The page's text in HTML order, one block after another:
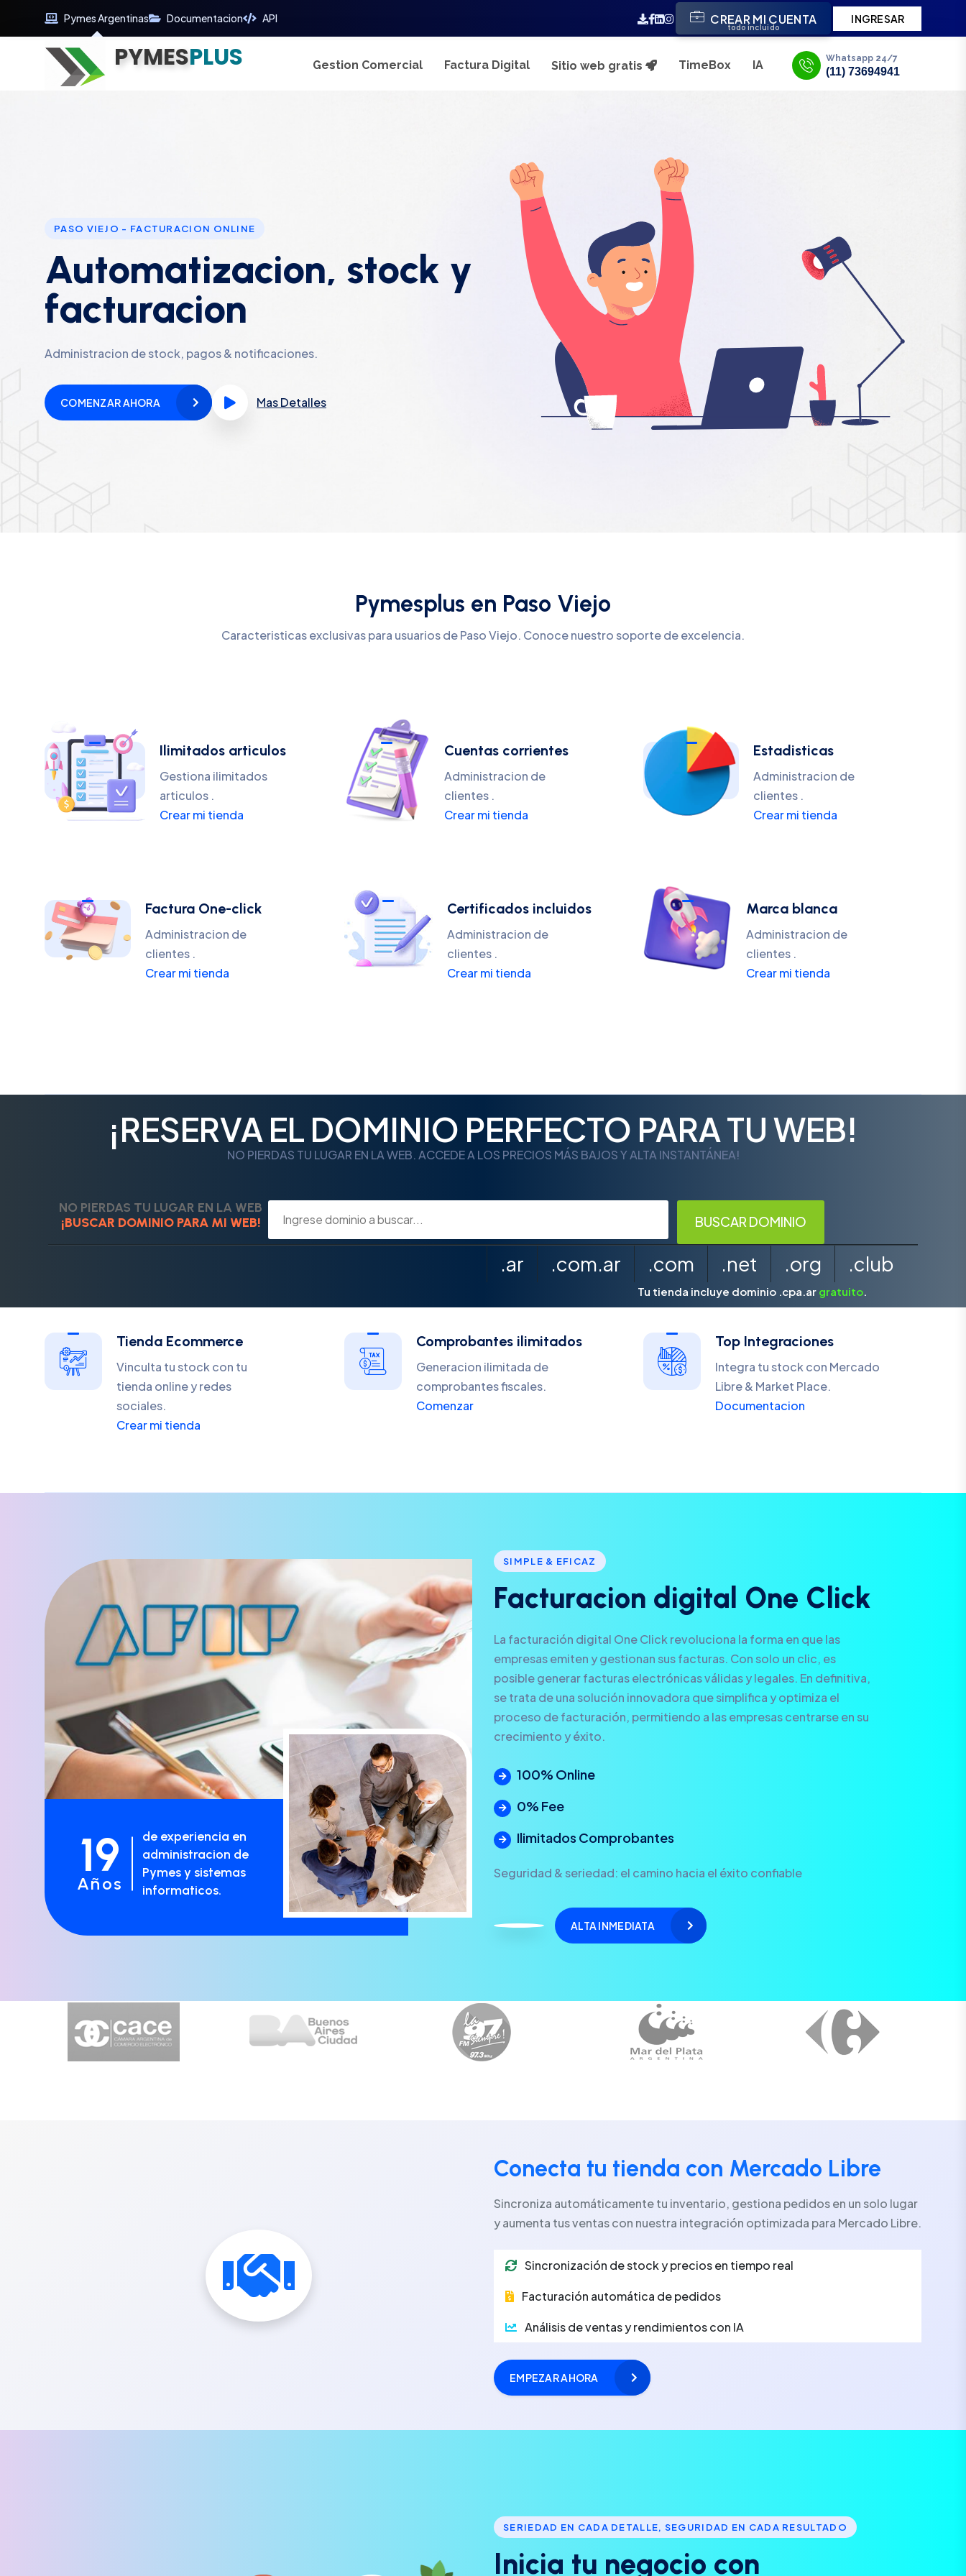
Pymes Argentinas Documentacion API CREAR MI CUENTA
todo incluido
INGRESAR
PYMESPLUS
Digitaliza tu éxito
Gestion Comercial Factura Digital Sitio web gratis TimeBox IA Whatsapp 24/7
(11) 73694941
PASO VIEJO - FACTURACION ONLINE
Automatizacion, stock y
facturacion
Administracion de stock, pagos & notificaciones.
COMENZAR AHORA Mas Detalles
Pymesplus en Paso Viejo
Caracteristicas exclusivas para usuarios de Paso Viejo. Conoce nuestro soporte de excelencia.
Ilimitados articulos
Gestiona ilimitados
articulos .
Crear mi tienda
Cuentas corrientes
Administracion de
clientes .
Crear mi tienda
Estadisticas
Administracion de
clientes .
Crear mi tienda
Factura One-click
Administracion de
clientes .
Crear mi tienda
Certificados incluidos
Administracion de
clientes .
Crear mi tienda
Marca blanca
Administracion de
clientes .
Crear mi tienda
¡RESERVA EL DOMINIO PERFECTO PARA TU WEB!
NO PIERDAS TU LUGAR EN LA WEB. ACCEDE A LOS PRECIOS MÁS BAJOS Y ALTA INSTANTÁNEA!
NO PIERDAS TU LUGAR EN LA WEB
¡BUSCAR DOMINIO PARA MI WEB!
.ar .com.ar .com .net .org .club
Tu tienda incluye dominio .cpa.ar gratuito.
Tienda Ecommerce
Vinculta tu stock con tu
tienda online y redes
sociales.
Crear mi tienda
Comprobantes ilimitados
Generacion ilimitada de
comprobantes fiscales.
Comenzar
Top Integraciones
Integra tu stock con Mercado
Libre & Market Place.
Documentacion
19
Años
de experiencia en
administracion de
Pymes y sistemas
informaticos.
SIMPLE & EFICAZ
Facturacion d igita One C ick
La facturación digital One Click revoluciona la forma en que las
empresas emiten y gestionan sus facturas. Con solo un clic, es
posible generar facturas electrónicas válidas y legales. En definitiva,
se trata de una solución innovadora que simplifica y optimiza el
proceso de facturación, permitiendo a las empresas centrarse en su
crecimiento y éxito.
100% Online
0% Fee
Ilimitados Comprobantes
Seguridad & seriedad: el camino hacia el éxito confiable
ALTA INMEDIATA
Conecta tu tienda con Mercado Libre
Sincroniza automáticamente tu inventario, gestiona pedidos en un solo lugar
y aumenta tus ventas con nuestra integración optimizada para Mercado Libre.
Sincronización de stock y precios en tiempo real
Facturación automática de pedidos
Análisis de ventas y rendimientos con IA
EMPEZAR AHORA
SERIEDAD EN CADA DETALLE, SEGURIDAD EN CADA RESULTADO
Inicia tu negocio con